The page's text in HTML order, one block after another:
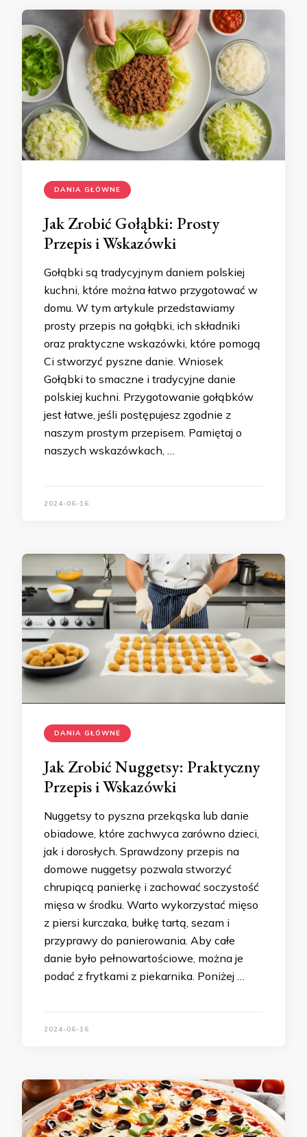
DANIA GŁÓWNE
Jak Zrobić Gołąbki: Prosty
Przepis i Wskazówki
Gołąbki są tradycyjnym daniem polskiej
kuchni, które można łatwo przygotować w
domu. W tym artykule przedstawiamy
prosty przepis na gołąbki, ich składniki
oraz praktyczne wskazówki, które pomogą
Ci stworzyć pyszne danie. Wniosek
Gołąbki to smaczne i tradycyjne danie
polskiej kuchni. Przygotowanie gołąbków
jest łatwe, jeśli postępujesz zgodnie z
naszym prostym przepisem. Pamiętaj o
naszych wskazówkach, …
2024-06-16
DANIA GŁÓWNE
Jak Zrobić Nuggetsy: Praktyczny
Przepis i Wskazówki
Nuggetsy to pyszna przekąska lub danie
obiadowe, które zachwyca zarówno dzieci,
jak i dorosłych. Sprawdzony przepis na
domowe nuggetsy pozwala stworzyć
chrupiącą panierkę i zachować soczystość
mięsa w środku. Warto wykorzystać mięso
z piersi kurczaka, bułkę tartą, sezam i
przyprawy do panierowania. Aby całe
danie było pełnowartościowe, można je
podać z frytkami z piekarnika. Poniżej …
2024-06-16